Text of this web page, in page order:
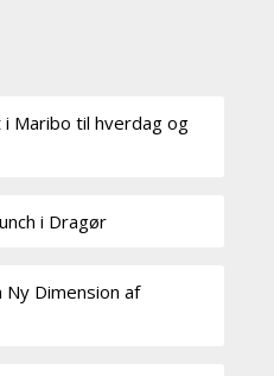
Maribo til hverdag og
i Dragør
Ny Dimension af